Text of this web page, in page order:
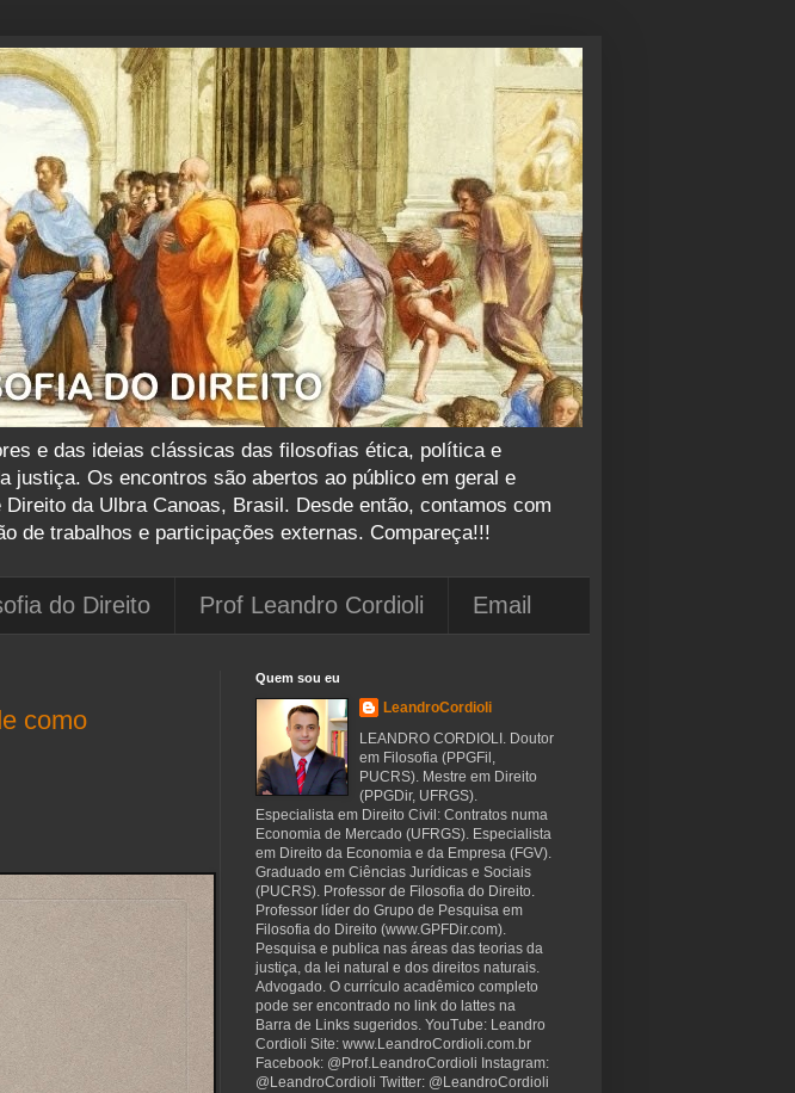
e das ideias clássicas das filosofias ética, política e
justiça. Os encontros são abertos ao público em geral e
da Ulbra Canoas, Brasil. Desde então, contamos com
de trabalhos e participações externas. Compareça!!!
do Direito Prof Leandro Cordioli Email
como
Quem sou eu
LeandroCordioli
LEANDRO CORDIOLI. Doutor
em Filosofia (PPGFil,
PUCRS). Mestre em Direito
(PPGDir, UFRGS).
Especialista em Direito Civil: Contratos numa
Economia de Mercado (UFRGS). Especialista
em Direito da Economia e da Empresa (FGV).
Graduado em Ciências Jurídicas e Sociais
(PUCRS). Professor de Filosofia do Direito.
Professor líder do Grupo de Pesquisa em
Filosofia do Direito (www.GPFDir.com).
Pesquisa e publica nas áreas das teorias da
justiça, da lei natural e dos direitos naturais.
Advogado. O currículo acadêmico completo
pode ser encontrado no link do lattes na
Barra de Links sugeridos. YouTube: Leandro
Cordioli Site: www.LeandroCordioli.com.br
Facebook: @Prof.LeandroCordioli Instagram:
@LeandroCordioli Twitter: @LeandroCordioli